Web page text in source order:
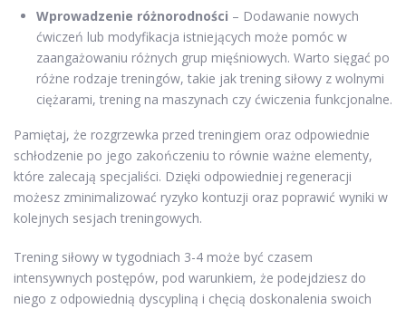
Wprowadzenie różnorodności – Dodawanie nowych
ćwiczeń lub modyfikacja istniejących może pomóc w
zaangażowaniu różnych grup mięśniowych. Warto sięgać po
różne rodzaje treningów, takie jak trening siłowy z wolnymi
ciężarami, trening na maszynach czy ćwiczenia funkcjonalne.
Pamiętaj, że rozgrzewka przed treningiem oraz odpowiednie
schłodzenie po jego zakończeniu to równie ważne elementy,
które zalecają specjaliści. Dzięki odpowiedniej regeneracji
możesz zminimalizować ryzyko kontuzji oraz poprawić wyniki w
kolejnych sesjach treningowych.
Trening siłowy w tygodniach 3-4 może być czasem
intensywnych postępów, pod warunkiem, że podejdziesz do
niego z odpowiednią dyscypliną i chęcią doskonalenia swoich